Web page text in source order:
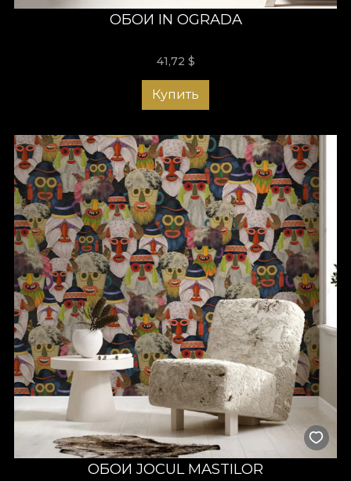
ОБОИ IN OGRADA
41,72 $
Купить
ОБОИ JOCUL MASTILOR